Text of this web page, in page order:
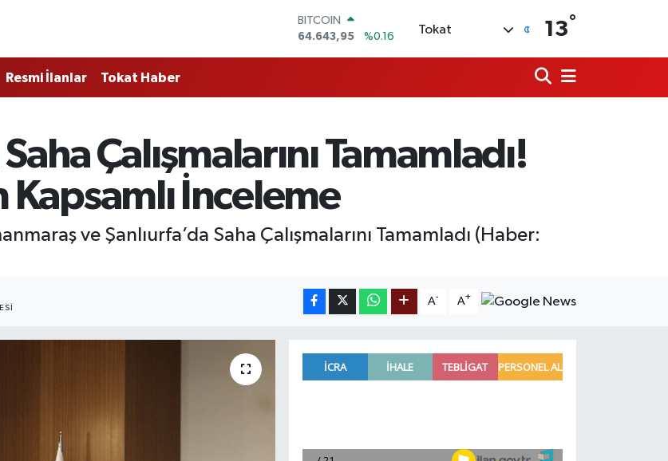
DOLAR
47,6006
%0.06
64,2398
%0.2
BİST100
%70
64.643,95
Tokat 13°
Resmi İlanlar Tokat Haber
Çalışmalarını Tamamladı!
İnceleme
ve Şanlıurfa’da Saha Çalışmalarını Tamamladı (Haber:
A- A+